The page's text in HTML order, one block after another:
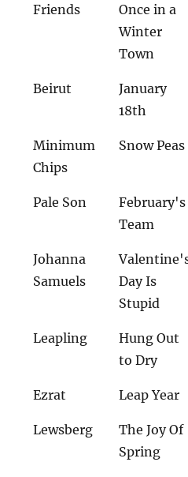
Friends
Once in a
Winter
Town
Beirut
January
18th
Minimum
Chips
Snow Peas
Pale Son
February's
Team
Johanna
Samuels
Day Is
Stupid
Leapling
Hung Out
to Dry
Ezrat Leap Year
Lewsberg
The Joy Of
Spring